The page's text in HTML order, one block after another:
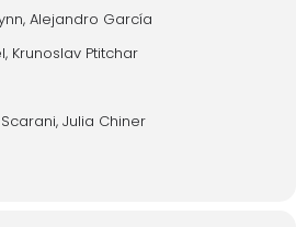
Alejandro García
Krunoslav Ptitchar
Julia Chiner